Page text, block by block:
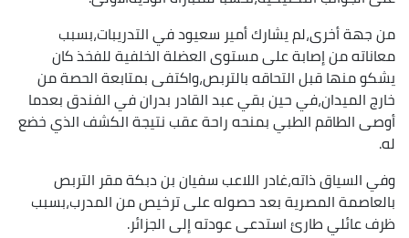
من جهة أخرى،لم يشارك أمير سعيود في التدريبات،بسبب
معاناته من إصابة على مستوى العضلة الخلفية للفخذ كان
يشكو منها قبل التحاقه بالتربص،واكتفى بمتابعة الحصة من
خارج الميدان،في حين بقي عبد القادر بدران في الفندق بعدما
أوصى الطاقم الطبي بمنحه راحة عقب نتيجة الكشف الذي خضع
له.
وفي السياق ذاته،غادر اللاعب سفيان بن دبكة مقر التربص
بالعاصمة المصرية بعد حصوله على ترخيص من المدرب،بسبب
ظرف عائلي طارئ استدعى عودته إلى الجزائر.